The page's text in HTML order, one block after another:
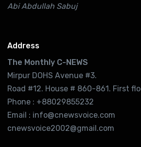
Abi Abdullah Sabuj
Address
The Monthly C-NEWS
Mirpur DOHS Avenue #3.
Road #12. House # 860-861. First
Phone : +88029855232
Email : info@cnewsvoice.com
cnewsvoice2002@gmail.com